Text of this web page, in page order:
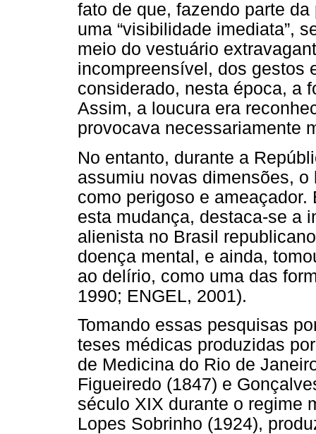
fato de que, fazendo parte
uma “visibilidade imediata”,
meio do vestuário
incompreensível, dos gestos
considerado, nesta época, a
Assim, a loucura era
provocava necessariamente
No entanto, durante a
assumiu novas dimensões,
como perigoso e
esta mudança, destaca-se a
alienista no Brasil
doença mental, e ainda,
ao delírio, como uma das
1990; ENGEL, 2001).
Tomando essas pesquisas
teses médicas produzidas
de Medicina do Rio de
Figueiredo (1847) e
século XIX durante o regime
Lopes Sobrinho (1924),